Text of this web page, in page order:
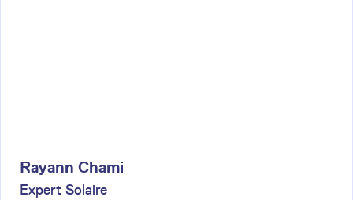
Rayann Chami
Expert Solaire